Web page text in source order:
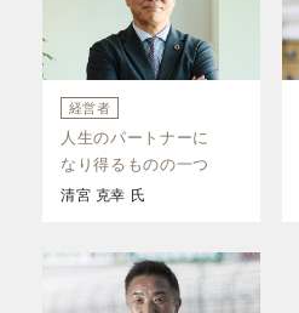
経営者
人生のパートナーに
なり得るものの一つ
清宮 克幸 氏